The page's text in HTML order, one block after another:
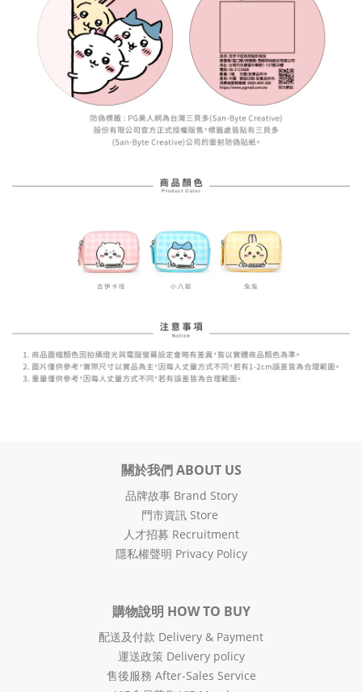
關於我們 ABOUT US
品牌故事 Brand Story
門市資訊 Store
人才招募 Recruitment
隱私權聲明 Privacy Policy
購物說明 HOW TO BUY
配送及付款 Delivery & Payment
運送政策 Delivery policy
售後服務 After-Sales Service